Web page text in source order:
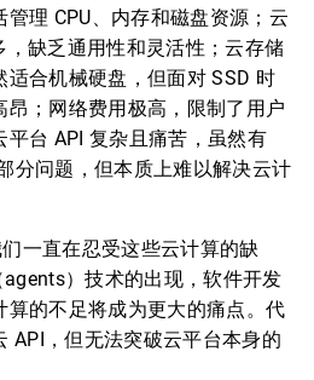
理 CPU、内存和磁盘资源；云
，缺乏通用性和灵活性；云存储
适合机械硬盘，但面对 SSD 时
；网络费用极高，限制了用户
平台 API 复杂且痛苦，虽然有
分问题，但本质上难以解决云计
一直在忍受这些云计算的缺
）技术的出现，软件开发
算的不足将成为更大的痛点。代
API，但无法突破云平台本身的